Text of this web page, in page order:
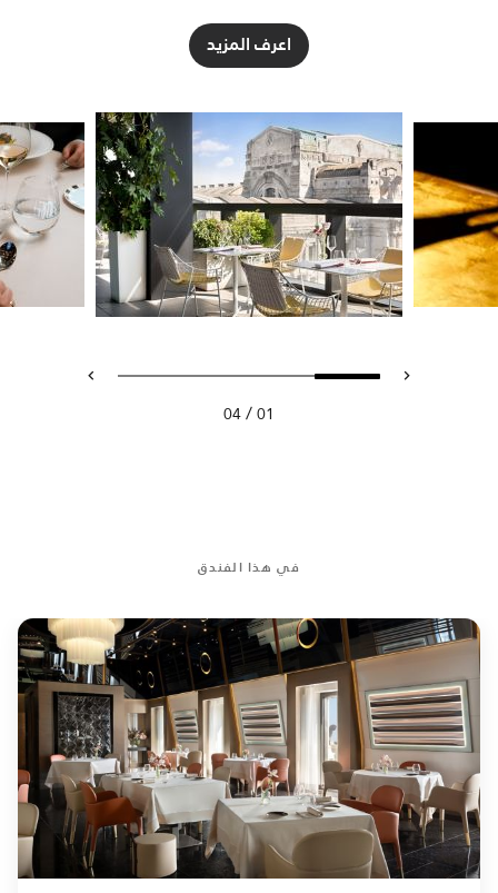
اعرف المزيد
01
/
04
في هذا الفندق